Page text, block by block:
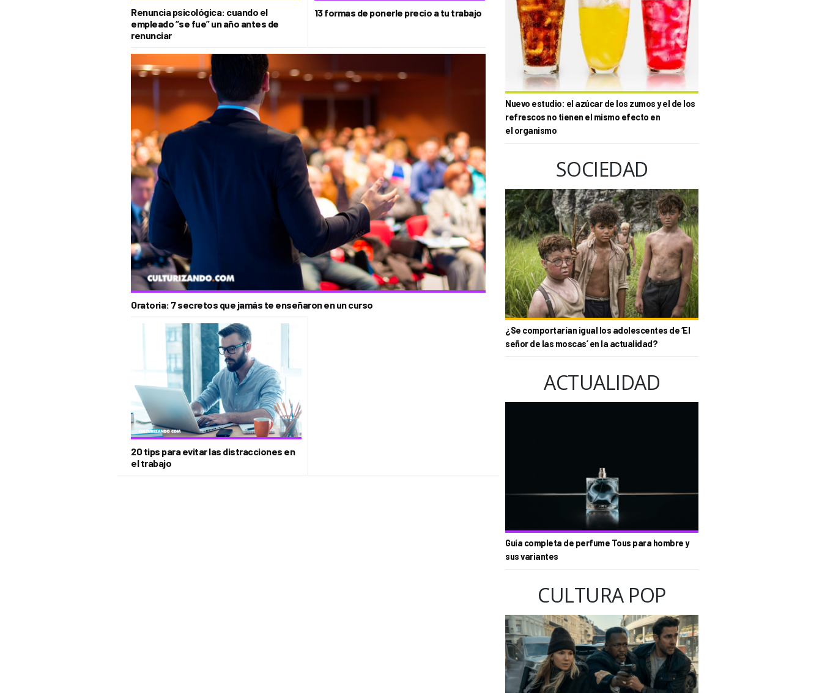
Renuncia psicológica: cuando el
empleado “se fue” un año antes de
renunciar
13 formas de ponerle precio a tu trabajo
Oratoria: 7 secretos que jamás te enseñaron en un curso
20 tips para evitar las distracciones en
el trabajo
Nuevo estudio: el azúcar de los zumos y el de los
refrescos no tienen el mismo efecto en
el organismo
SOCIEDAD
¿Se comportarían igual los adolescentes de ‘El
señor de las moscas’ en la actualidad?
ACTUALIDAD
Guía completa de perfume Tous para hombre y
sus variantes
CULTURA POP